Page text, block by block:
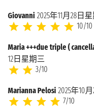
Giovanni 2025年11月28日
10/10
Maria +++due triple (
12日星期三
3/10
Marianna Pelosi 2025年10
7/10